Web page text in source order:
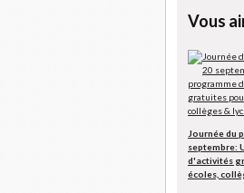
Vous
Journée du
septembre:
d'activités
écoles,